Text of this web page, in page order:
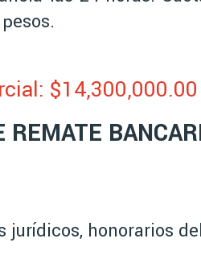
$14,30
REMATE
jurídicos, honorarios